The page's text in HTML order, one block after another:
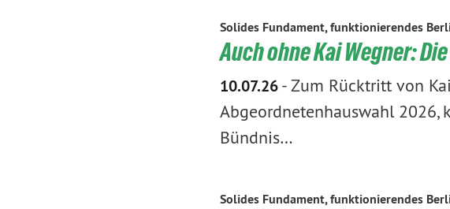
Solides Fundament, funktionierendes
Auch ohne Kai Wegner:
10.07.26-Zum Rücktritt von
Abgeordnetenhauswahl 2026,
Bündnis…
Solides Fundament, funktionierendes